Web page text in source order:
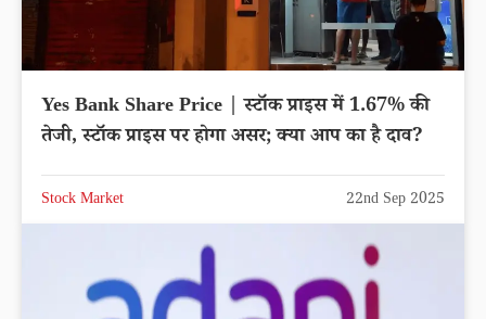
Yes Bank Share Price | स्टॉक प्राइस में 1.67% की
तेजी, स्टॉक प्राइस पर होगा असर; क्या आप का है दाव?
Stock Market 22nd Sep 2025